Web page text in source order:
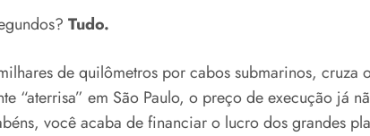
Tudo.
de quilômetros por cabos submarinos,
“aterrisa” em São Paulo, o preço de execução já
você acaba de financiar o lucro dos grandes